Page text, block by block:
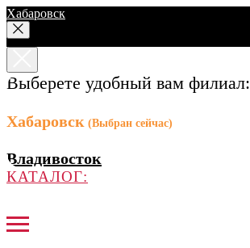
Хабаровск
Выберете удобный вам филиал:
Хабаровск (Выбран сейчас)
Владивосток
КАТАЛОГ: